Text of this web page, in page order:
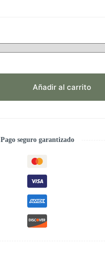
Añadir al carrito
Pago seguro garantizado